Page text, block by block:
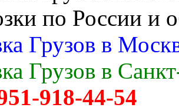
по России и
Грузов в
Грузов в
918-44-54